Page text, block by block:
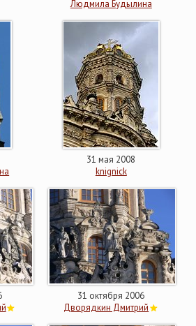
Людмила Будылина
31 мая 2008
knignick
31 октября 2006
Дворядкин Дмитрий